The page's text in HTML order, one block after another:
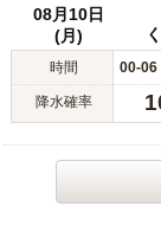
08月10日
(月)
時間 00-06
降水確率